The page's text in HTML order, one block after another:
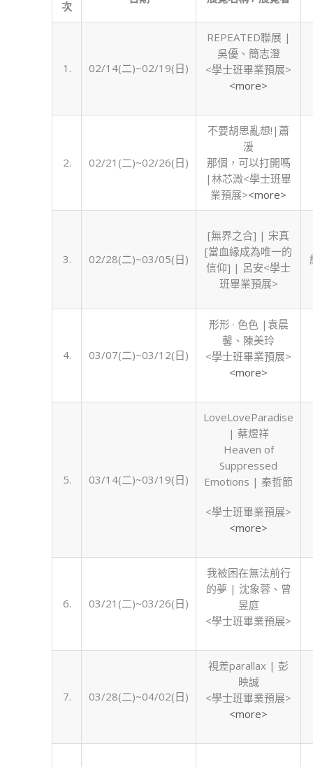
習
展
(111
學
期)〉
中
次
1. 02/14(二)~02/19(日)
REPEATED聯展 |
吳優、簡志澄
<學士班畢業預展>
<more>
2. 02/21(二)~02/26(日)
不要胡思亂想!|蕭
湲
那個，可以打開嗎
|林芯溦<學士班畢
業預展><more>
3. 02/28(二)~03/05(日)
[無界之合] | 宋真
[當血緣成為唯一的
信仰] | 呂安<學士
班畢業預展>
4. 03/07(二)~03/12(日)
形形 · 色色 |袁晨
馨、陳美玲
<學士班畢業預展>
<more>
5. 03/14(二)~03/19(日)
LoveLoveParadise
| 蔡煜祥
Heaven of
Suppressed
Emotions | 秦哲節
<學士班畢業預展>
<more>
6. 03/21(二)~03/26(日)
我被困在無法前行
的夢 | 沈象蓉、曾
昱庭
<學士班畢業預展>
7. 03/28(二)~04/02(日)
視差parallax | 彭
映誠
<學士班畢業預展>
<more>